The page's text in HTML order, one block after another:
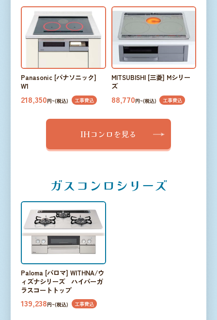
Panasonic [パナソニック]
W1
218,350円~(税込) 工事費込
MITSUBISHI [三菱] Mシリー
ズ
88,770円~(税込) 工事費込
IHコンロを見る
ガスコンロシリーズ
Paloma [パロマ] WITHNA/ウ
ィズナシリーズ ハイパーガ
ラスコートトップ
139,238円~(税込) 工事費込